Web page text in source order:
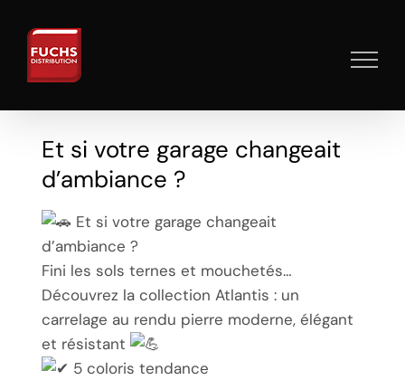
content
Et si votre garage changeait
d’ambiance ?
Et si votre garage changeait
d’ambiance ?
Fini les sols ternes et mouchetés…
Découvrez la collection Atlantis : un
carrelage au rendu pierre moderne, élégant
et résistant
5 coloris tendance